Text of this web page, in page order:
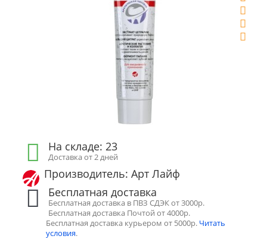
На складе: 23
Доставка от 2 дней
Производитель: Арт Лайф
Бесплатная доставка
Бесплатная доставка в ПВЗ СДЭК от 3000р.
Бесплатная доставка Почтой от 4000р.
Бесплатная доставка курьером от 5000р. Читать
условия.